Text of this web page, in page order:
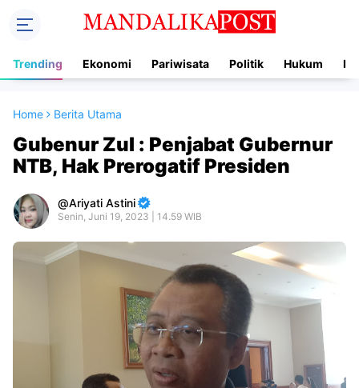
Trending Ekonomi Pariwisata Politik Hukum
Home Berita Utama
Gubenur Zul : Penjabat Gubernur
NTB, Hak Prerogatif Presiden
Ariyati Astini
Senin, Juni 19, 2023 | 14.59 WIB